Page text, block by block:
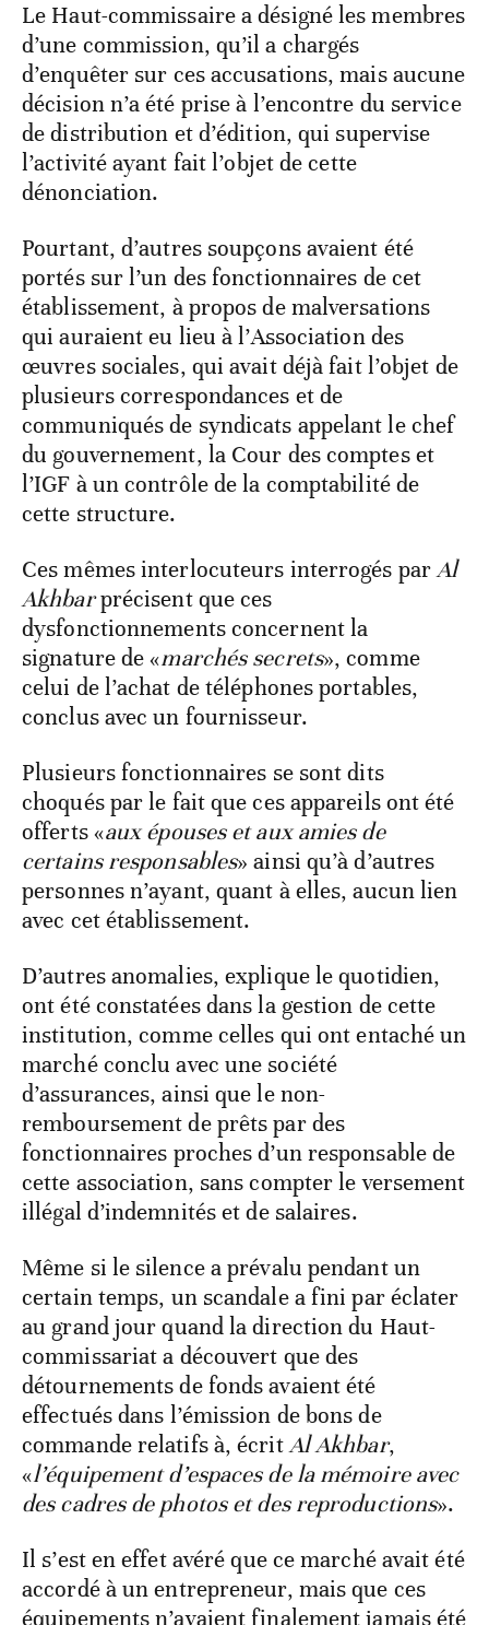
Le Haut-commissaire a désigné les membres
d’une commission, qu’il a chargés
d’enquêter sur ces accusations, mais aucune
décision n’a été prise à l’encontre du service
de distribution et d’édition, qui supervise
l’activité ayant fait l’objet de cette
dénonciation.
Pourtant, d’autres soupçons avaient été
portés sur l’un des fonctionnaires de cet
établissement, à propos de malversations
qui auraient eu lieu à l’Association des
œuvres sociales, qui avait déjà fait l’objet de
plusieurs correspondances et de
communiqués de syndicats appelant le chef
du gouvernement, la Cour des comptes et
l’IGF à un contrôle de la comptabilité de
cette structure.
Ces mêmes interlocuteurs interrogés parAl
Akhbarprécisent que ces
dysfonctionnements concernent la
signature de «marchés secrets», comme
celui de l’achat de téléphones portables,
conclus avec un fournisseur.
Plusieurs fonctionnaires se sont dits
choqués par le fait que ces appareils ont été
offerts «aux épouses et aux amies de
certains responsables» ainsi qu’à d’autres
personnes n’ayant, quant à elles, aucun lien
avec cet établissement.
D’autres anomalies, explique le quotidien,
ont été constatées dans la gestion de cette
institution, comme celles qui ont entaché un
marché conclu avec une société
d’assurances, ainsi que le non-
remboursement de prêts par des
fonctionnaires proches d’un responsable de
cette association, sans compter le versement
illégal d’indemnités et de salaires.
Même si le silence a prévalu pendant un
certain temps, un scandale a fini par éclater
au grand jour quand la direction du Haut-
commissariat a découvert que des
détournements de fonds avaient été
effectués dans l’émission de bons de
commande relatifs à, écritAl Akhbar,
«l’équipement d’espaces de la mémoire avec
des cadres de photos et des reproductions».
Il s’est en effet avéré que ce marché avait été
accordé à un entrepreneur, mais que ces
équipements n’avaient finalement jamais été